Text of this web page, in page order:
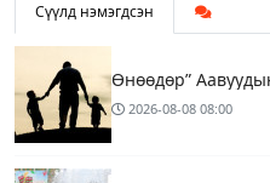
Сүүлд нэмэгдсэн
Өнөөдөр”
2026-08-08 08:00